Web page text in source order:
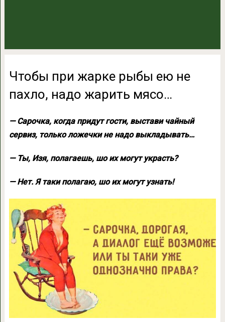
Чтобы при жарке рыбы ею не
пахло, надо жарить мясо…
— Сарочка, когда придут гости, выстави чайный
сервиз, только ложечкине надо выкладывать…
— Ты, Изя, полагаешь, шо их могут украсть?
— Нет. Я таки полагаю, шо их могут узнать!